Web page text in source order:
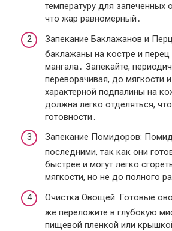
температуру для запеченных
что жар равномерный․
Запекание Баклажанов и
баклажаны на костре и перец
мангала․ Запекайте,
переворачивая, до мягкости
характерной подпалины на
должна легко отделяться,
готовности․
Запекание Помидоров:
последними, так как они
быстрее и могут легко
мягкости, но не до полного
Очистка Овощей: Готовые
же переложите в глубокую
пищевой пленкой или